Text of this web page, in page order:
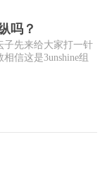
吗？
子先来给大家打一针
信这是3unshine组